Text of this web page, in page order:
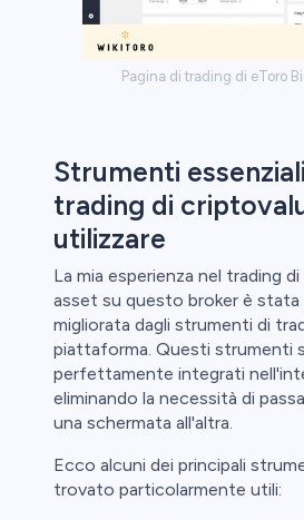
Pagina di trading di eToro
Strumenti
trading di
utilizzare
La mia esperienza nel trading
asset su questo broker è
migliorata dagli strumenti di
piattaforma. Questi strumenti
perfettamente integrati
eliminando la necessità di
una schermata all'altra.
Ecco alcuni dei principali
trovato particolarmente utili: